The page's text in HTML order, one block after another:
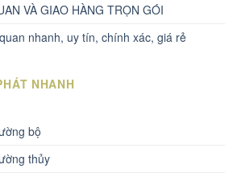
VÀ GIAO HÀNG TRỌN GÓI
nhanh, uy tín, chính xác, giá rẻ
NHANH
bộ
thủy